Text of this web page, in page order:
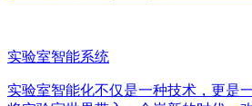
实验室智能系统
实验室智能化不仅是一种技术，更是